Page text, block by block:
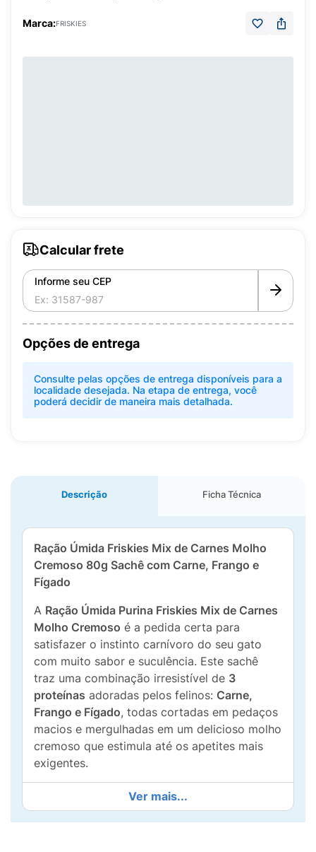
Marca:FRISKIES
Calcular frete
Informe seu CEP
Opções de entrega
Consulte pelas opções de entrega disponíveis para a
localidade desejada. Na etapa de entrega, você
poderá decidir de maneira mais detalhada.
Descrição Ficha Técnica
Ração Úmida Friskies Mix de Carnes Molho
Cremoso 80g Sachê com Carne, Frango e
Fígado
A Ração Úmida Purina Friskies Mix de Carnes
Molho Cremoso é a pedida certa para
satisfazer o instinto carnívoro do seu gato
com muito sabor e suculência. Este sachê
traz uma combinação irresistível de 3
proteínas adoradas pelos felinos: Carne,
Frango e Fígado, todas cortadas em pedaços
macios e mergulhadas em um delicioso molho
cremoso que estimula até os apetites mais
exigentes.
Além de ser um banquete diário, o Mix de
Carnes é um grande aliado da saúde. Sua alta
concentração de umidade auxilia na
Ver mais...